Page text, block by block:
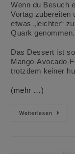
Wenn du Besuch
Vortag zubereiten
etwas „leichter“
Quark genommen.
Das Dessert ist
Mango-Avocado-
trotzdem keiner
(mehr …)
Weiterlesen